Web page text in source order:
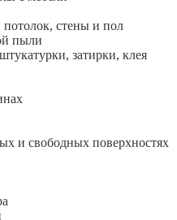
стены и пол
пыли
затирки, клея
и свободных поверхностях